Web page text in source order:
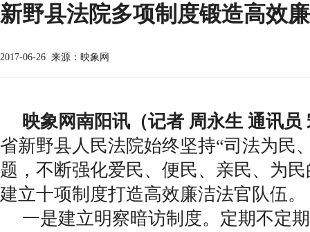
新野县法院多项制度锻造高效
2017-06-26 来源：映象网
映象网南阳讯（记者 周永生 通讯
省新野县人民法院始终坚持“司法为民
题，不断强化爱民、便民、亲民、为
建立十项制度打造高效廉洁法官队伍。
一是建立明察暗访制度。定期不定